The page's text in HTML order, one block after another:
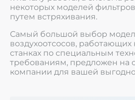
некоторых моделей
путем встряхивания.
Самый большой выбор
воздухоотсосов, работающих
станках по специальным
требованиям, предложен на
компании для вашей